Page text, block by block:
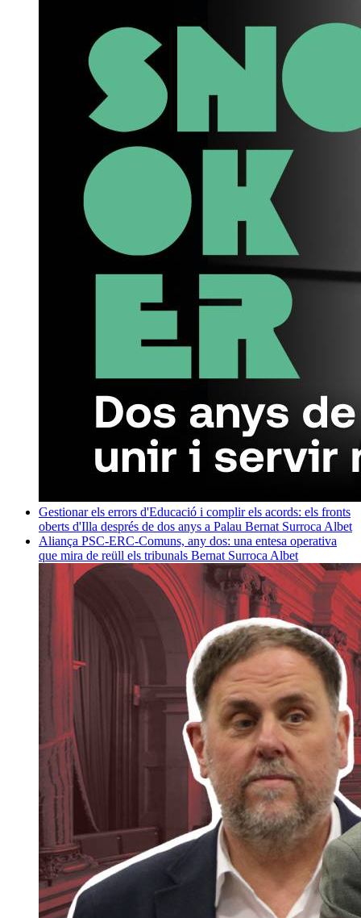
Gestionar els errors d'Educació i complir els acords: els fronts
oberts d'Illa després de dos anys a Palau Bernat Surroca Albet
Aliança PSC-ERC-Comuns, any dos: una entesa operativa
que mira de reüll els tribunals Bernat Surroca Albet